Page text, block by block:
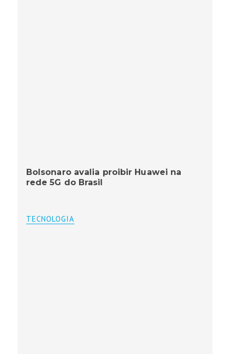
Bolsonaro avalia proibir Huawei na
rede 5G do Brasil
TECNOLOGIA